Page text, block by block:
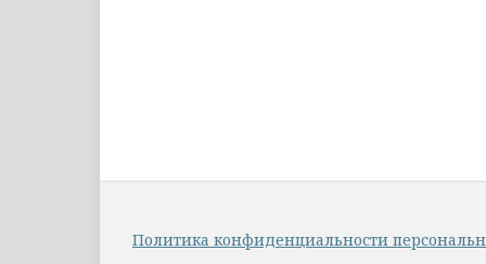
Политика конфиденциальности